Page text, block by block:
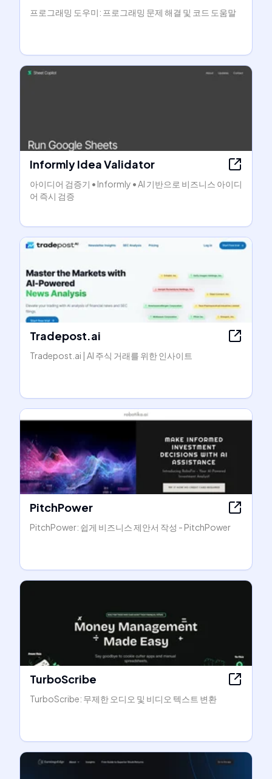
프로그래밍 도우미: 프로그래밍 문제 해결 및 코드 도움말
Informly Idea Validator
아이디어 검증기 • Informly • AI 기반으로 비즈니스 아이디
어 즉시 검증
Tradepost.ai
Tradepost.ai | AI 주식 거래를 위한 인사이트
PitchPower
PitchPower: 쉽게 비즈니스 제안서 작성 - PitchPower
TurboScribe
TurboScribe: 무제한 오디오 및 비디오 텍스트 변환